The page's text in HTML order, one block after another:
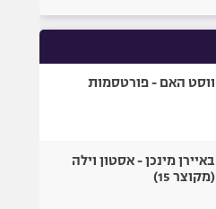
ווסט האם - פורטסמות
באיירן מינכן - אסטון וילה
(מקוצר 15)